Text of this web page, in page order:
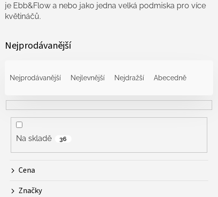
je Ebb&Flow a nebo jako jedna velká podmiska pro více
květináčů.
Nejprodávanější
e
n
Nejprodávanější Nejlevnější Nejdražší Abecedně
Na skladě 36
Cena
Značky